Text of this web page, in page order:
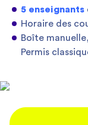
5 enseignants
Horaire des
Boîte
Permis